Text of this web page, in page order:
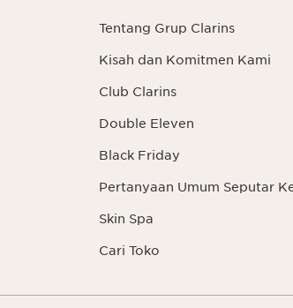
Tentang Grup Clarins
Kisah dan Komitmen Kami
Club Clarins
Double Eleven
Black Friday
Pertanyaan Umum Seputar
Skin Spa
Cari Toko